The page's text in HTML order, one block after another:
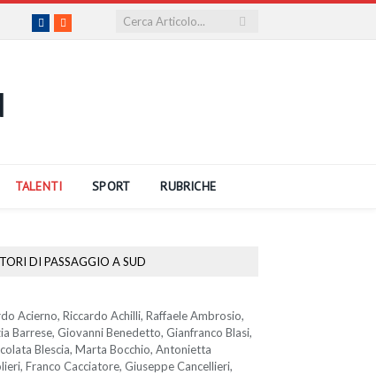
Facebook
RSS
TALENTI SPORT RUBRICHE
DI PASSAGGIO A SUD
Acierno, Riccardo Achilli, Raffaele Ambrosio,
Barrese, Giovanni Benedetto, Gianfranco Blasi,
Blescia, Marta Bocchio, Antonietta
Franco Cacciatore, Giuseppe Cancellieri,